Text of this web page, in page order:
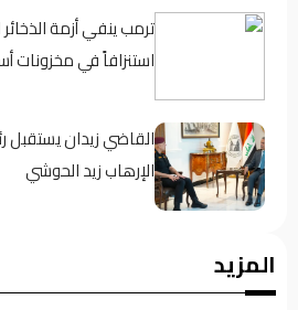
ترمب ينفي أزمة
استنزافاً في مخزونات
القاضي زيدان
الإرهاب زيد الحوشي
المزيد